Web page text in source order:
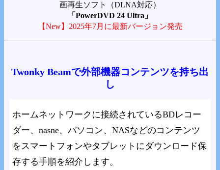
画再生ソフト（DLNA対応）
「PowerDVD 24 Ultra」
【New】2025年7月に最新バージョン発売
Twonky Beamで外部機器コンテンツを持ち出
し
ホームネットワークに接続されているBDレコー
ダー、nasne、パソコン、NASなどのコンテンツ
をスマートフォンやタブレットにダウンロード保
存する手順を紹介します。